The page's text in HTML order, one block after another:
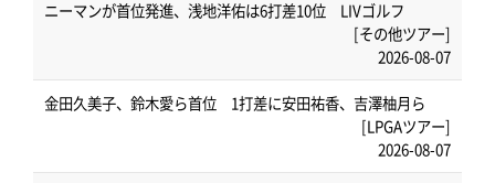
ニーマンが首位発進、浅地洋佑は6打差10位 LIVゴルフ
[その他ツアー]
2026-08-07
金田久美子、鈴木愛ら首位 1打差に安田祐香、吉澤柚月ら
[LPGAツアー]
2026-08-07